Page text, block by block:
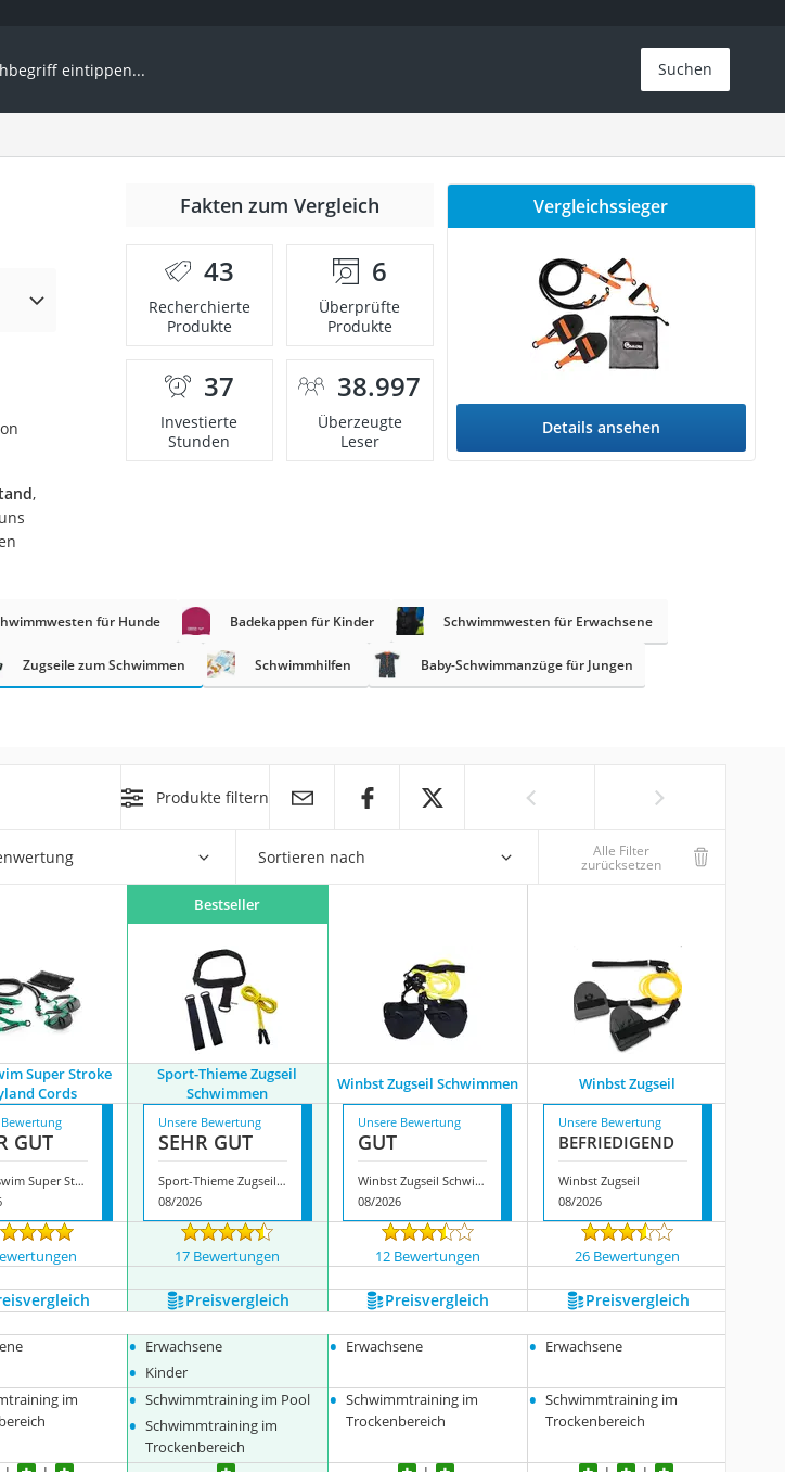
Suchen
,
Fakten zum Vergleich
43
Recherchierte
Produkte
6
Überprüfte
Produkte
37
Investierte
Stunden
38.997
Überzeugte
Leser
Vergleichssieger
Details ansehen
für Hunde Badekappen für Kinder Schwimmwesten für Erwachsene
Zugseile zum Schwimmen Schwimmhilfen Baby-Schwimmanzüge für Jungen
Produkte filtern
Sortieren nach Alle Filter
zurücksetzen
Bestseller
Super Stroke
Cords
Sport-Thieme Zugseil
Schwimmen
Winbst Zugseil Schwimmen Winbst Zugseil
GUT
Buddyswim Super Stroke Dryland Cords
Unsere Bewertung
SEHR GUT
Sport-Thieme Zugseil Schwimmen
08/2026
Unsere Bewertung
GUT
Winbst Zugseil Schwimmen
08/2026
Unsere Bewertung
BEFRIE­DI­GEND
Winbst Zugseil
08/2026
17 Bewertungen 12 Bewertungen
26 Bewertungen
Preis­vergleich Preis­vergleich Preis­vergleich
• Erwachsene
• Kinder
• Erwachsene • Erwachsene
im
• Schwimmtraining im Pool
• Schwimmtraining im
Trockenbereich
• Schwimmtraining im
Trockenbereich
• Schwimmtraining im
Trockenbereich